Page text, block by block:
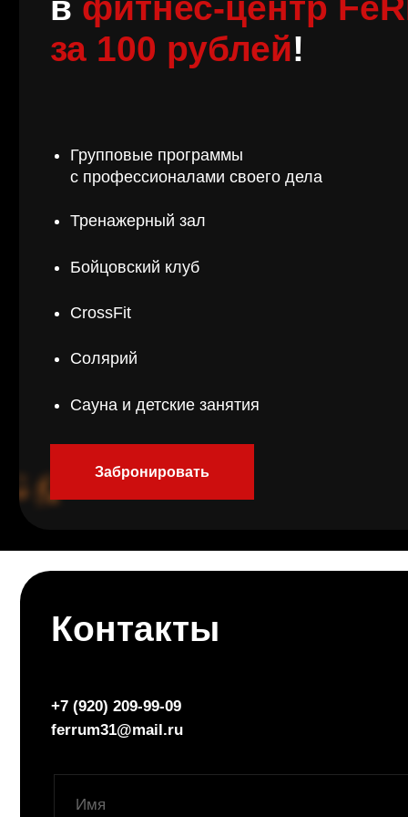
Групповые программы
с профессионалами своего дела
Бойцовский клуб
CrossFit
Солярий
Сауна и детские занятия
Контакты
+7